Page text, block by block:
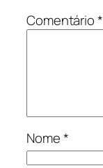
Comentário*
Nome*